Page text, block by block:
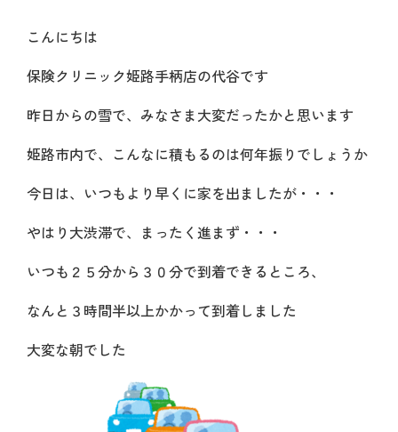
こんにちは
保険クリニック姫路手柄店の代谷です
昨日からの雪で、みなさま大変だったかと思います
姫路市内で、こんなに積もるのは何年振りでしょうか
今日は、いつもより早くに家を出ましたが・・・
やはり大渋滞で、まったく進まず・・・
いつも２５分から３０分で到着できるところ、
なんと３時間半以上かかって到着しました
大変な朝でした